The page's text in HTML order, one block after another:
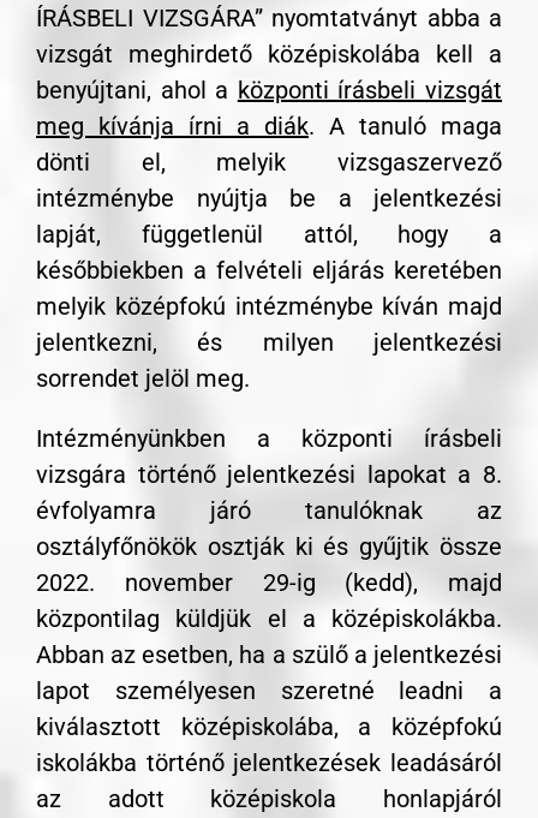
ÍRÁSBELI VIZSGÁRA” nyomtatványt abba a
vizsgát meghirdető középiskolába kell a
benyújtani, ahol a központi írásbeli vizsgát
meg kívánja írni a diák. A tanuló maga
dönti el, melyik vizsgaszervező
intézménybe nyújtja be a jelentkezési
lapját, függetlenül attól, hogy a
későbbiekben a felvételi eljárás keretében
melyik középfokú intézménybe kíván majd
jelentkezni, és milyen jelentkezési
sorrendet jelöl meg.
Intézményünkben a központi írásbeli
vizsgára történő jelentkezési lapokat a 8.
évfolyamra járó tanulóknak az
osztályfőnökök osztják ki és gyűjtik össze
2022. november 29-ig (kedd), majd
központilag küldjük el a középiskolákba.
Abban az esetben, ha a szülő a jelentkezési
lapot személyesen szeretné leadni a
kiválasztott középiskolába, a középfokú
iskolákba történő jelentkezések leadásáról
az adott középiskola honlapjáról